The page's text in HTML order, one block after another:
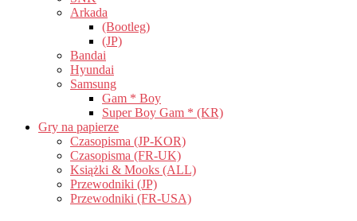
Arkada
(Bootleg)
(JP)
Bandai
Hyundai
Samsung
Gam * Boy
Super Boy Gam * (KR)
Gry na papierze
Czasopisma (JP-KOR)
Czasopisma (FR-UK)
Książki & Mooks (ALL)
Przewodniki (JP)
Przewodniki (FR-USA)